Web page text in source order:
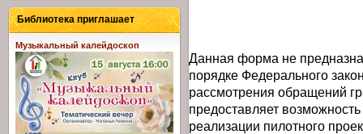
Данная форма не
порядке Федерального
рассмотрения обращений
предоставляет
реализации пилотного
Библиотека приглашает
Музыкальный калейдоскоп